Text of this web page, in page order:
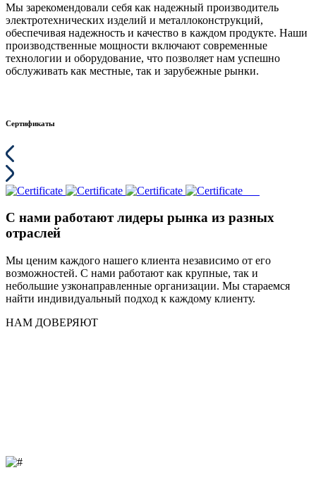
Мы зарекомендовали себя как надежный производитель
электротехнических изделий и металлоконструкций,
обеспечивая надежность и качество в каждом продукте. Наши
производственные мощности включают современные
технологии и оборудование, что позволяет нам успешно
обслуживать как местные, так и зарубежные рынки.
Сертификаты
С нами работают лидеры рынка из разных
отраслей
Мы ценим каждого нашего клиента независимо от его
возможностей. С нами работают как крупные, так и
небольшие узконаправленные организации. Мы стараемся
найти индивидуальный подход к каждому клиенту.
НАМ ДОВЕРЯЮТ